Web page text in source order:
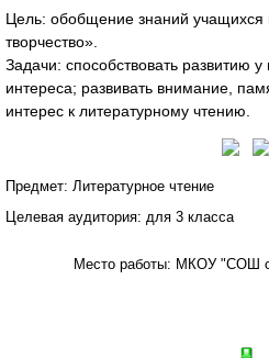
Цель: обобщение знаний учащихся
творчество».
Задачи: способствовать развитию у
интереса; развивать внимание,
интерес к литературному чтению.
Предмет: Литературное чтение
Целевая аудитория: для 3 класса
Место работы: МКОУ "СОШ